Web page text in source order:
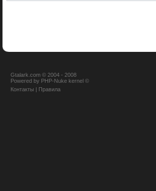
Gtalark.com © 2004 - 2008
Powered by PHP-Nuke kernel ©
Контакты | Правила